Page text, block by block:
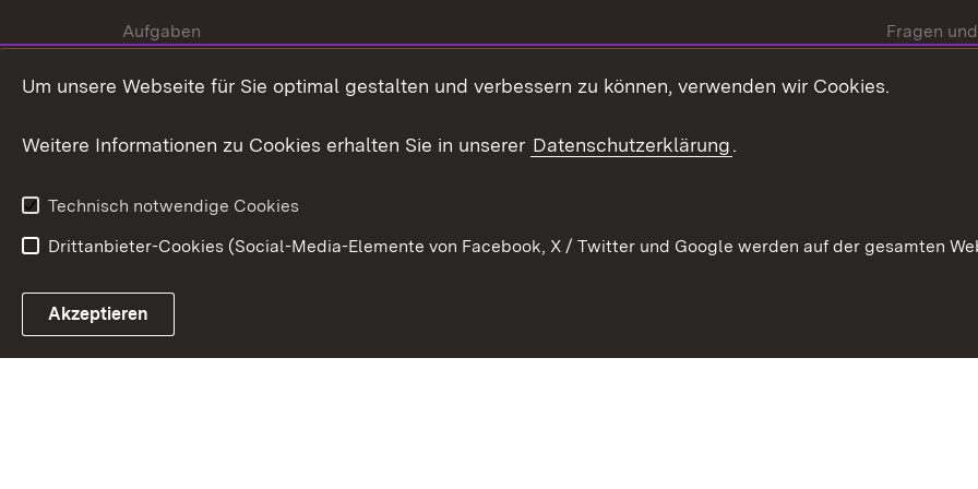
Aufgaben
Internationale
Fragen
Link zum Landesportal
Um unsere Webseite für Sie optimal gestalten und verbessern zu können, verwenden wir Cookies.
Weitere Informationen zu Cookies erhalten Sie in unserer Datenschutzerklärung.
Technisch notwendige Cookies
Drittanbieter-Cookies (Social-Media-Elemente von Facebook, X / Twitter und Google werden auf der gesamten
Akzeptieren